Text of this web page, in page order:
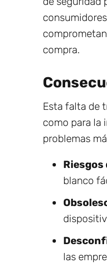
compra.
Esta falta de
como para la
problemas
Riesgos
blanco
las